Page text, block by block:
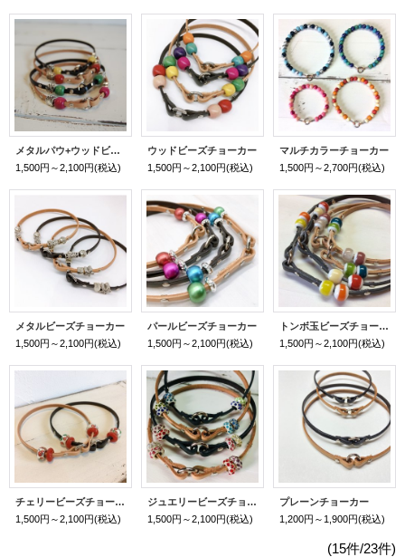
メタルパウ+ウッドビーズチョーカー
1,500円～2,100円(税込)
ウッドビーズチョーカー
1,500円～2,100円(税込)
マルチカラーチョーカー
1,500円～2,700円(税込)
メタルビーズチョーカー
1,500円～2,100円(税込)
パールビーズチョーカー
1,500円～2,100円(税込)
トンボ玉ビーズチョーカー
1,500円～2,100円(税込)
チェリービーズチョーカー
1,500円～2,100円(税込)
ジュエリービーズチョーカー
1,500円～2,100円(税込)
プレーンチョーカー
1,200円～1,900円(税込)
(15件/23件)